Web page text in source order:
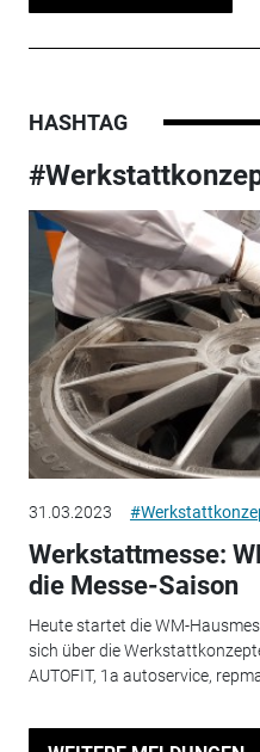
HASHTAG
31.03.2023
Werkstattmesse:
die Messe-Saison
Heute startet die WM-
sich über die
AUTOFIT, 1a autoservice,